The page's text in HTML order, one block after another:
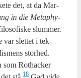
det, at da Mar­
in die Metap­hy­
slum­mer.
var slet­tet i tek­
stor­hed.
som Rot­ha­ck­er
18